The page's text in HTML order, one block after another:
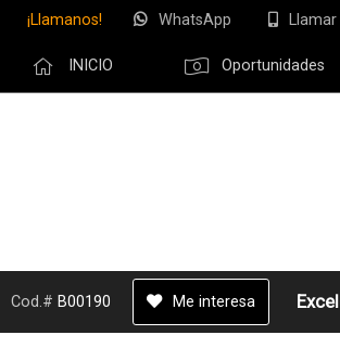
¡Llamanos! WhatsApp Llamar
INICIO Oportunidades
Cod.# B00190 Me interesa